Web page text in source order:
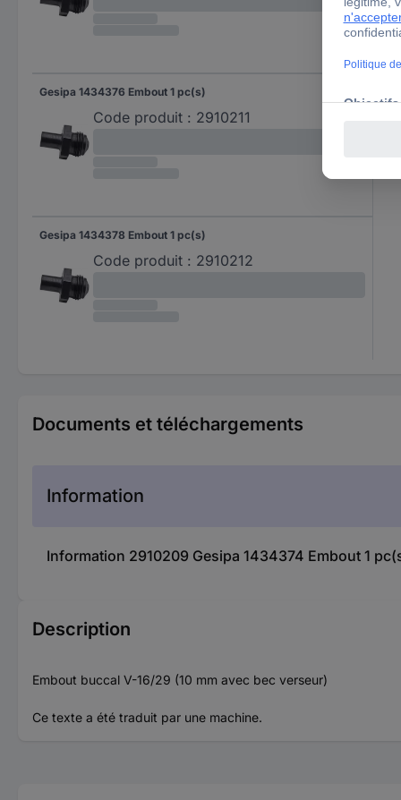
Gesipa 1434376 Embout 1 pc(s)
Code produit : 2910211
Gesipa 1434378 Embout 1 pc(s)
Code produit : 2910212
Documents et téléchargements
Information
Information 2910209 Gesipa 1434374 Embout 1
Description
Embout buccal V-16/29 (10 mm avec bec verseur)
Ce texte a été traduit par une machine.